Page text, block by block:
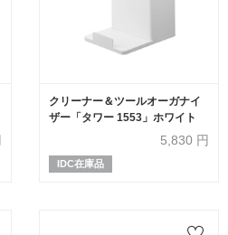
クリーナー＆ツールオーガナイ
ザー「タワー 1553」ホワイト
5,830 円
IDC在庫品